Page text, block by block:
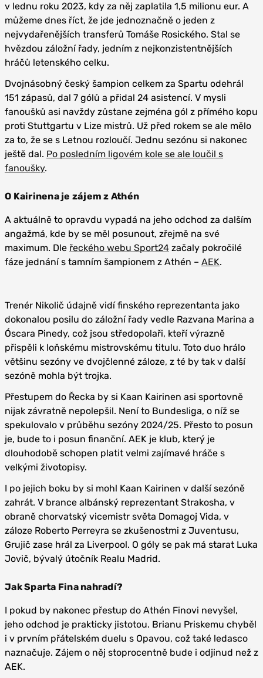
v lednu roku 2023, kdy za něj zaplatila 1,5 milionu eur. A
můžeme dnes říct, že jde jednoznačně o jeden z
nejvydařenějších transferů Tomáše Rosického. Stal se
hvězdou záložní řady, jedním z nejkonzistentnějších
hráčů letenského celku.
Dvojnásobný český šampion celkem za Spartu odehrál
151 zápasů, dal 7 gólů a přidal 24 asistencí. V mysli
fanoušků asi navždy zůstane zejména gól z přímého kopu
proti Stuttgartu v Lize mistrů. Už před rokem se ale mělo
za to, že se s Letnou rozloučí. Jednu sezónu si nakonec
ještě dal. Po posledním ligovém kole se ale loučil s
fanoušky.
O Kairinena je zájem z Athén
A aktuálně to opravdu vypadá na jeho odchod za dalším
angažmá, kde by se měl posunout, zřejmě na své
maximum. Dle řeckého webu Sport24 začaly pokročilé
fáze jednání s tamním šampionem z Athén – AEK.
Trenér Nikolič údajně vidí finského reprezentanta jako
dokonalou posilu do záložní řady vedle Razvana Marina a
Óscara Pinedy, což jsou středopolaři, kteří výrazně
přispěli k loňskému mistrovskému titulu. Toto duo hrálo
většinu sezóny ve dvojčlenné záloze, z té by tak v další
sezóně mohla být trojka.
Přestupem do Řecka by si Kaan Kairinen asi sportovně
nijak závratně nepolepšil. Není to Bundesliga, o níž se
spekulovalo v průběhu sezóny 2024/25. Přesto to posun
je, bude to i posun finanční. AEK je klub, který je
dlouhodobě schopen platit velmi zajímavé hráče s
velkými životopisy.
I po jejich boku by si mohl Kaan Kairinen v další sezóně
zahrát. V brance albánský reprezentant Strakosha, v
obraně chorvatský vicemistr světa Domagoj Vida, v
záloze Roberto Perreyra se zkušenostmi z Juventusu,
Grujič zase hrál za Liverpool. O góly se pak má starat Luka
Jovič, bývalý útočník Realu Madrid.
Jak Sparta Fina nahradí?
I pokud by nakonec přestup do Athén Finovi nevyšel,
jeho odchod je prakticky jistotou. Brianu Priskemu chyběl
i v prvním přátelském duelu s Opavou, což také ledasco
naznačuje. Zájem o něj stoprocentně bude i odjinud než z
AEK.